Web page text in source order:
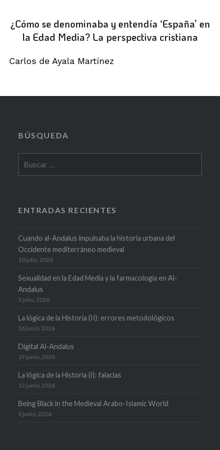
¿Cómo se denominaba y entendía ‘España’ en
la Edad Media? La perspectiva cristiana
Carlos de Ayala Martínez
BÚSQUEDA
ENTRADAS RECIENTES
Cuando al-Andalus impulsaba la historia urbana del
Occidente mediterráneo medieval
10 julio, 2026
Sexualidad en la Edad Media y la farmacología en Al-
Andalus
3 julio, 2026
La lógica de la Historia (II): errores metodológicos
26 junio, 2026
Digital Al-Andalus
19 junio, 2026
La lógica de la Historia (I): falacias
12 junio, 2026
Being Black in the Medieval Arabo-Islamic World
5 junio, 2026